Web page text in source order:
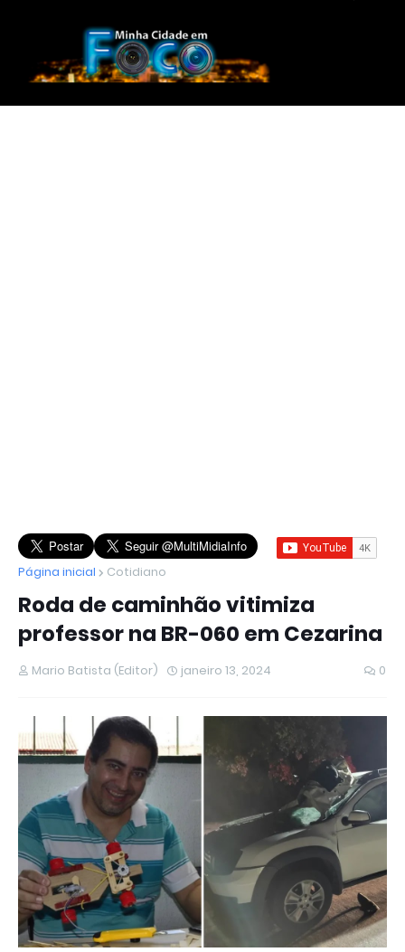
Página inicial Cotidiano
Roda de caminhão vitimiza
professor na BR-060 em Cezarina
Mario Batista (Editor) janeiro 13, 2024 0